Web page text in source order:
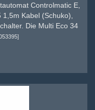
Controlmatic E,
Kabel (Schuko),
Die Multi Eco 34